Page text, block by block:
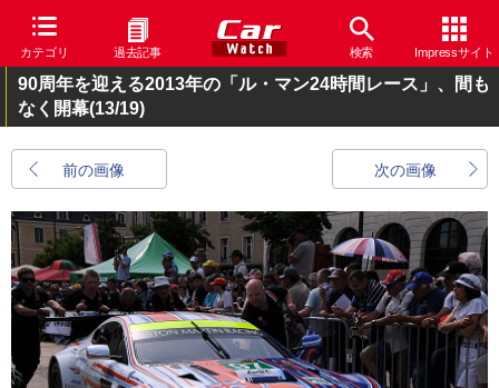
カテゴリ 過去記事 検索 Impressサイト
90周年を迎える2013年の「ル・マン24時間レース」、間も
なく開幕(13/19)
前の画像 次の画像